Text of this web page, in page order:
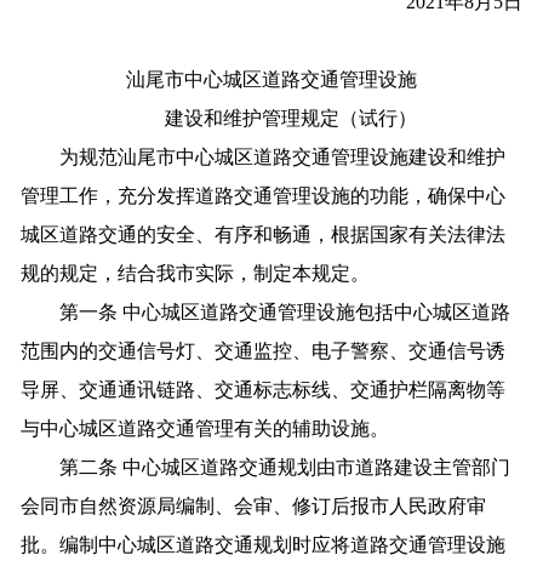
汕尾市中心城区道路交通管理设施
建设和维护管理规定（试行）
为规范汕尾市中心城区道路交通管理设施建设和维护
管理工作，充分发挥道路交通管理设施的功能，确保中心
城区道路交通的安全、有序和畅通，根据国家有关法律法
规的规定，结合我市实际，制定本规定。
第一条 中心城区道路交通管理设施包括中心城区道路
范围内的交通信号灯、交通监控、电子警察、交通信号诱
导屏、交通通讯链路、交通标志标线、交通护栏隔离物等
与中心城区道路交通管理有关的辅助设施。
第二条 中心城区道路交通规划由市道路建设主管部门
会同市自然资源局编制、会审、修订后报市人民政府审
批。编制中心城区道路交通规划时应将道路交通管理设施